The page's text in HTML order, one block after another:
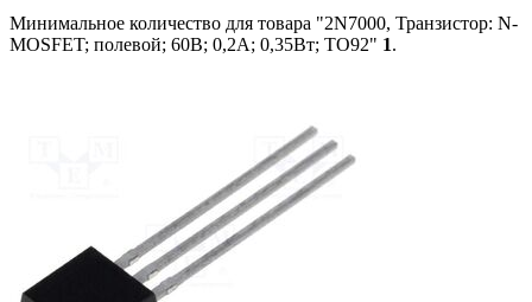
Минимальное количество для товара "2N7000, Транзистор: N-
MOSFET; полевой; 60В; 0,2А; 0,35Вт; TO92" 1.